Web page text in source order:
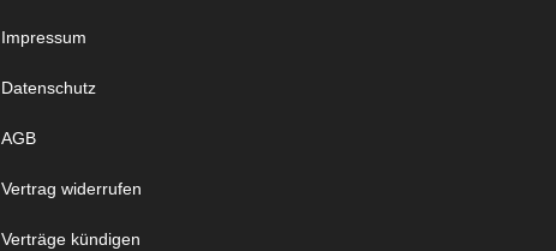
Impressum
Datenschutz
AGB
Vertrag widerrufen
Verträge kündigen